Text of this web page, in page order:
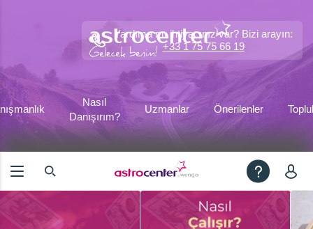
Yardıma mı ihtiyacınız var? Bizi arayın:
+33 1 75 75 66 19
Nasıl
Danışırım?
Uzmanlar Önerilenler